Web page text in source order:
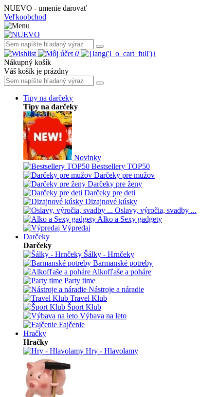
NUEVO - umenie darovať
Veľkoobchod
0
Nákupný košík
Váš košík je prázdny
Tipy na darčeky
Tipy na darčeky
Novinky
Bestsellery TOP50
Darčeky pre mužov
Darčeky pre ženy
Darčeky pre deti
Dizajnové kúsky
Oslavy, výročia, svadby ...
Alko a Sexy gadgety
Výpredaj
Darčeky
Darčeky
Šálky - Hrnčeky
Barmanské potreby
Alkofľaše a poháre
Party time
Nástroje a náradie
Travel Klub
Šport Klub
Výbava na leto
Fajčenie
Hračky
Hračky
Hry - Hlavolamy